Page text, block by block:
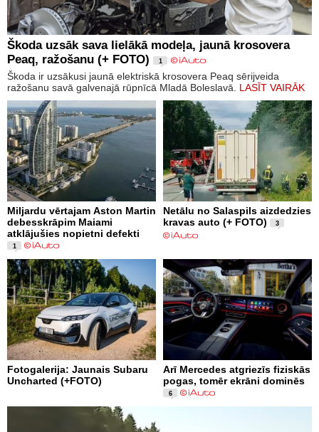
Škoda uzsāk sava lielākā modeļa, jaunā krosovera
Peaq, ražošanu (+ FOTO)
1
Škoda ir uzsākusi jaunā elektriskā krosovera Peaq sērijveida
ražošanu savā galvenajā rūpnīcā Mladā Boleslavā. LASĪT VAIRĀK
Miljardu vērtajam Aston Martin
debesskrāpim Maiami
atklājušies nopietni defekti
1
Netālu no Salaspils aizdedzies
kravas auto (+ FOTO)
3
Fotogalerija: Jaunais Subaru
Uncharted (+FOTO)
Arī Mercedes atgriezīs fiziskās
pogas, tomēr ekrāni dominēs
6